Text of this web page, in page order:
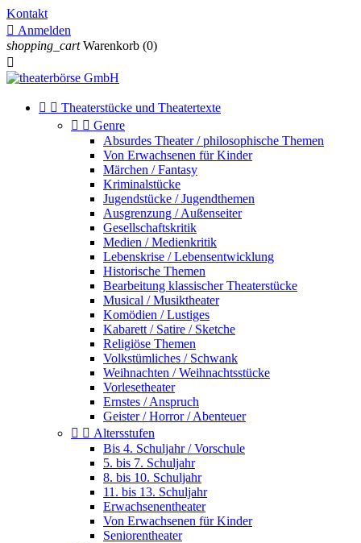
Kontakt
 Anmelden
shopping_cart Warenkorb (0)

  Theaterstücke und Theatertexte
  Genre
Absurdes Theater / philosophische Themen
Von Erwachsenen für Kinder
Märchen / Fantasy
Kriminalstücke
Jugendstücke / Jugendthemen
Ausgrenzung / Außenseiter
Gesellschaftskritik
Medien / Medienkritik
Lebenskrise / Lebensentwicklung
Historische Themen
Bearbeitung klassischer Theaterstücke
Musical / Musiktheater
Komödien / Lustiges
Kabarett / Satire / Sketche
Religiöse Themen
Volkstümliches / Schwank
Weihnachten / Weihnachtsstücke
Vorlesetheater
Ernstes / Anspruch
Geister / Horror / Abenteuer
  Altersstufen
Bis 4. Schuljahr / Vorschule
5. bis 7. Schuljahr
8. bis 10. Schuljahr
11. bis 13. Schuljahr
Erwachsenentheater
Von Erwachsenen für Kinder
Seniorentheater